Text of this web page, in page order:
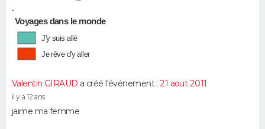
•
Voyages dans le monde
J'y suis allé
Je rêve d'y aller
Valentin GIRAUD a créé l'événement : 21 aout 2011
il y a 12 ans
jaime ma femme